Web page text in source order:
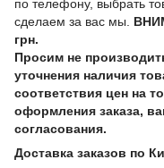
по телефону, выбрать
сделаем за вас мы.
грн.
Просим не
уточнения наличия
соответствия цен на
оформления заказа,
согласования.
Доставка заказов по